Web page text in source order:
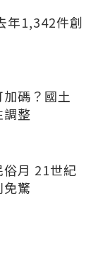
年1,342件創
碼？國土
調整
月 21世紀
驚